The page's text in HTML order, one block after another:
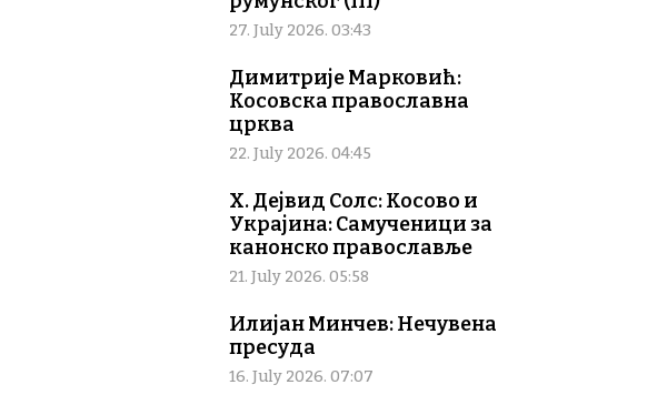
27. July 2026. 03:43
Димитрије Марковић:
Косовска православна
црква
22. July 2026. 04:45
Х. Дејвид Солс: Косово и
Украјина: Самученици за
канонско православље
21. July 2026. 05:58
Илијан Минчев: Нечувена
пресуда
16. July 2026. 07:07